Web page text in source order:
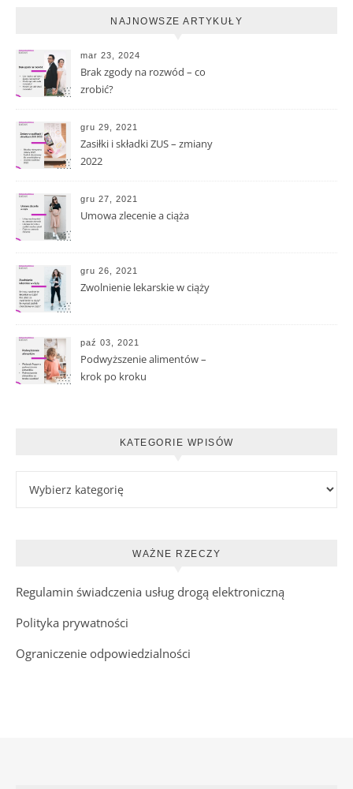
NAJNOWSZE ARTYKUŁY
mar 23, 2024
Brak zgody na rozwód – co
zrobić?
gru 29, 2021
Zasiłki i składki ZUS – zmiany
2022
gru 27, 2021
Umowa zlecenie a ciąża
gru 26, 2021
Zwolnienie lekarskie w ciąży
paź 03, 2021
Podwyższenie alimentów –
krok po kroku
KATEGORIE WPISÓW
WAŻNE RZECZY
Regulamin świadczenia usług drogą elektroniczną
Polityka prywatności
Ograniczenie odpowiedzialności